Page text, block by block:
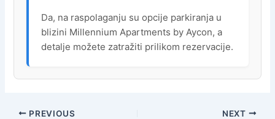
Da, na raspolaganju su opcije parkiranja u
blizini Millennium Apartments by Aycon, a
detalje možete zatražiti prilikom rezervacije.
PREVIOUS NEXT